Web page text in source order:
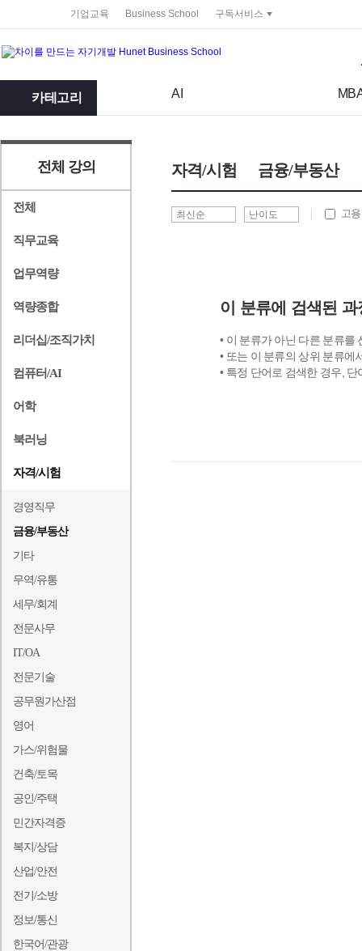
기업교육 Business School 구독서비스
카테고리 AI
전체 강의
전체
직무교육
업무역량
역량종합
리더십/조직가치
컴퓨터/AI
어학
북러닝
자격/시험
경영직무
금융/부동산
기타
무역/유통
세무/회계
전문사무
IT/OA
전문기술
공무원가산점
영어
가스/위험물
건축/토목
공인/주택
민간자격증
복지/상담
산업/안전
전기/소방
정보/통신
한국어/관광
자격/시험 금융/부동산
고
이 분류에 검색된
• 이 분류가 아닌 다른 분류를
• 또는 이 분류의 상위 분류에
• 특정 단어로 검색한 경우,